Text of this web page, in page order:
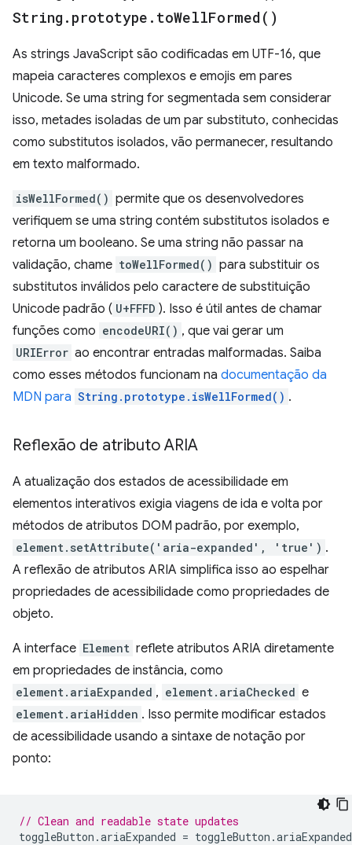
String . prototype . toWellFormed( )
As strings JavaScript são codificadas em UTF-16, que
mapeia caracteres complexos e emojis em pares
Unicode. Se uma string for segmentada sem considerar
isso, metades isoladas de um par substituto, conhecidas
como substitutos isolados, vão permanecer, resultando
em texto malformado.
isWellFormed() permite que os desenvolvedores
verifiquem se uma string contém substitutos isolados e
retorna um booleano. Se uma string não passar na
validação, chame toWellFormed() para substituir os
substitutos inválidos pelo caractere de substituição
Unicode padrão ( U+FFFD ). Isso é útil antes de chamar
funções como encodeURI() , que vai gerar um
URIError ao encontrar entradas malformadas. Saiba
como esses métodos funcionam na documentação da
MDN para String.prototype.isWellFormed() .
Reflexão de atributo ARIA
A atualização dos estados de acessibilidade em
elementos interativos exigia viagens de ida e volta por
métodos de atributos DOM padrão, por exemplo,
element.setAttribute('aria-expanded', 'true') .
A reflexão de atributos ARIA simplifica isso ao espelhar
propriedades de acessibilidade como propriedades de
objeto.
A interface Element reflete atributos ARIA diretamente
em propriedades de instância, como
element.ariaExpanded , element.ariaChecked e
element.ariaHidden . Isso permite modificar estados
de acessibilidade usando a sintaxe de notação por
ponto:
// Clean and readable state updates
toggleButton .ariaExpanded = toggleButton .ariaExpanded